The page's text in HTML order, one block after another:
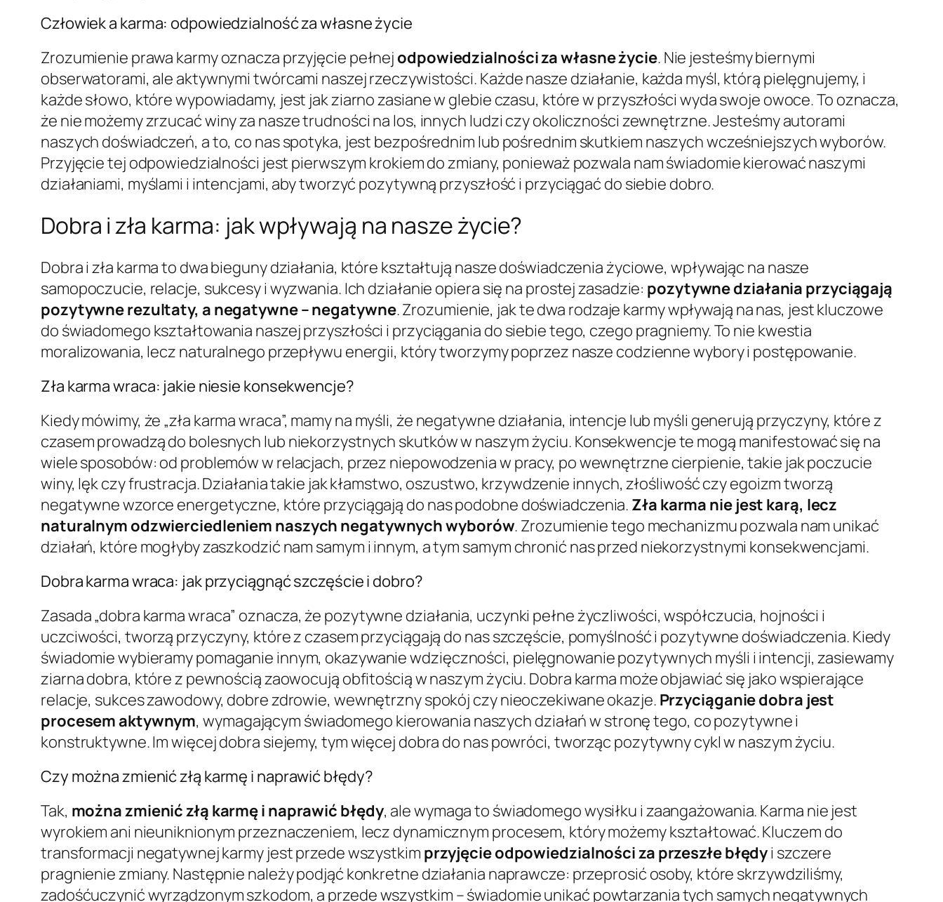
Człowiek a karma: odpowiedzialność za własne życie
Zrozumienie prawa karmy oznacza przyjęcie pełnej odpowiedzialności za własne życie. Nie jesteśmy biernymi
obserwatorami, ale aktywnymi twórcami naszej rzeczywistości. Każde nasze działanie, każda myśl, którą pielęgnujemy, i
każde słowo, które wypowiadamy, jest jak ziarno zasiane w glebie czasu, które w przyszłości wyda swoje owoce. To oznacza,
że nie możemy zrzucać winy za nasze trudności na los, innych ludzi czy okoliczności zewnętrzne. Jesteśmy autorami
naszych doświadczeń, a to, co nas spotyka, jest bezpośrednim lub pośrednim skutkiem naszych wcześniejszych wyborów.
Przyjęcie tej odpowiedzialności jest pierwszym krokiem do zmiany, ponieważ pozwala nam świadomie kierować naszymi
działaniami, myślami i intencjami, aby tworzyć pozytywną przyszłość i przyciągać do siebie dobro.
Dobra i zła karma: jak wpływają na nasze życie?
Dobra i zła karma to dwa bieguny działania, które kształtują nasze doświadczenia życiowe, wpływając na nasze
samopoczucie, relacje, sukcesy i wyzwania. Ich działanie opiera się na prostej zasadzie: pozytywne działania przyciągają
pozytywne rezultaty, a negatywne – negatywne. Zrozumienie, jak te dwa rodzaje karmy wpływają na nas, jest kluczowe
do świadomego kształtowania naszej przyszłości i przyciągania do siebie tego, czego pragniemy. To nie kwestia
moralizowania, lecz naturalnego przepływu energii, który tworzymy poprzez nasze codzienne wybory i postępowanie.
Zła karma wraca: jakie niesie konsekwencje?
Kiedy mówimy, że „zła karma wraca”, mamy na myśli, że negatywne działania, intencje lub myśli generują przyczyny, które z
czasem prowadzą do bolesnych lub niekorzystnych skutków w naszym życiu. Konsekwencje te mogą manifestować się na
wiele sposobów: od problemów w relacjach, przez niepowodzenia w pracy, po wewnętrzne cierpienie, takie jak poczucie
winy, lęk czy frustracja. Działania takie jak kłamstwo, oszustwo, krzywdzenie innych, złośliwość czy egoizm tworzą
negatywne wzorce energetyczne, które przyciągają do nas podobne doświadczenia. Zła karma nie jest karą, lecz
naturalnym odzwierciedleniem naszych negatywnych wyborów. Zrozumienie tego mechanizmu pozwala nam unikać
działań, które mogłyby zaszkodzić nam samym i innym, a tym samym chronić nas przed niekorzystnymi konsekwencjami.
Dobra karma wraca: jak przyciągnąć szczęście i dobro?
Zasada „dobra karma wraca” oznacza, że pozytywne działania, uczynki pełne życzliwości, współczucia, hojności i
uczciwości, tworzą przyczyny, które z czasem przyciągają do nas szczęście, pomyślność i pozytywne doświadczenia. Kiedy
świadomie wybieramy pomaganie innym, okazywanie wdzięczności, pielęgnowanie pozytywnych myśli i intencji, zasiewamy
ziarna dobra, które z pewnością zaowocują obfitością w naszym życiu. Dobra karma może objawiać się jako wspierające
relacje, sukces zawodowy, dobre zdrowie, wewnętrzny spokój czy nieoczekiwane okazje. Przyciąganie dobra jest
procesem aktywnym, wymagającym świadomego kierowania naszych działań w stronę tego, co pozytywne i
konstruktywne. Im więcej dobra siejemy, tym więcej dobra do nas powróci, tworząc pozytywny cykl w naszym życiu.
Czy można zmienić złą karmę i naprawić błędy?
Tak, można zmienić złą karmę i naprawić błędy, ale wymaga to świadomego wysiłku i zaangażowania. Karma nie jest
wyrokiem ani nieuniknionym przeznaczeniem, lecz dynamicznym procesem, który możemy kształtować. Kluczem do
transformacji negatywnej karmy jest przede wszystkim przyjęcie odpowiedzialności za przeszłe błędyi szczere
pragnienie zmiany. Następnie należy podjąć konkretne działania naprawcze: przeprosić osoby, które skrzywdziliśmy,
zadośćuczynić wyrządzonym szkodom, a przede wszystkim – świadomie unikać powtarzania tych samych negatywnych